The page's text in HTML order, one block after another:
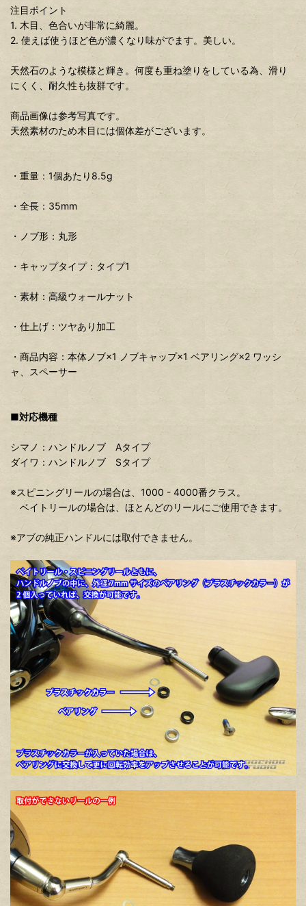
注目ポイント
1. 木目、色合いが非常に綺麗。
2. 使えば使うほど色が濃くなり味がでます。美しい。
天然石のような模様と輝き。何度も重ね塗りをしている為、滑り
にくく、耐久性も抜群です。
商品画像は参考写真です。
天然素材のため木目には個体差がございます。
・重量：1個あたり8.5g
・全長：35mm
・ノブ形：丸形
・キャップタイプ：タイプ1
・素材：高級ウォールナット
・仕上げ：ツヤあり加工
・商品内容：本体ノブ×1 ノブキャップ×1 ベアリング×2 ワッシ
ャ、スペーサー
■対応機種
シマノ：ハンドルノブ Aタイプ
ダイワ：ハンドルノブ Sタイプ
※スピニングリールの場合は、1000 - 4000番クラス。
ベイトリールの場合は、ほとんどのリールにご使用できます。
※アブの純正ハンドルには取付できません。